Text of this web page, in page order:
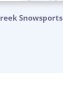
Snowsports